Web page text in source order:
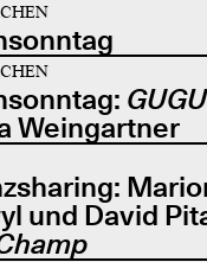
Weingartner
und David